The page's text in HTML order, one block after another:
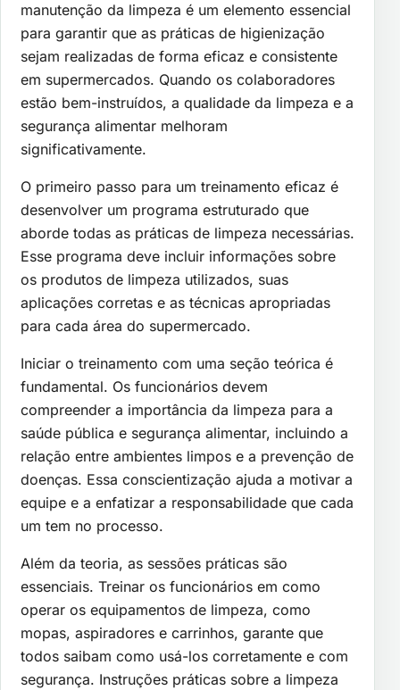
manutenção da limpeza é um elemento essencial
para garantir que as práticas de higienização
sejam realizadas de forma eficaz e consistente
em supermercados. Quando os colaboradores
estão bem-instruídos, a qualidade da limpeza e a
segurança alimentar melhoram
significativamente.
O primeiro passo para um treinamento eficaz é
desenvolver um programa estruturado que
aborde todas as práticas de limpeza necessárias.
Esse programa deve incluir informações sobre
os produtos de limpeza utilizados, suas
aplicações corretas e as técnicas apropriadas
para cada área do supermercado.
Iniciar o treinamento com uma seção teórica é
fundamental. Os funcionários devem
compreender a importância da limpeza para a
saúde pública e segurança alimentar, incluindo a
relação entre ambientes limpos e a prevenção de
doenças. Essa conscientização ajuda a motivar a
equipe e a enfatizar a responsabilidade que cada
um tem no processo.
Além da teoria, as sessões práticas são
essenciais. Treinar os funcionários em como
operar os equipamentos de limpeza, como
mopas, aspiradores e carrinhos, garante que
todos saibam como usá-los corretamente e com
segurança. Instruções práticas sobre a limpeza